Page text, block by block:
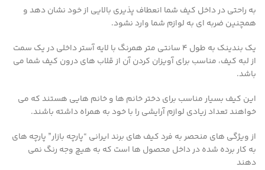
به راحتی در داخل کیف شما انعطاف پذیری بالایی از خود نشان دهد و
همچنین ضربه ای به لوازم شما وارد نشود.
یک بندینک به طول 4 سانتی متر همرنگ با لایه آستر داخلی در یک سمت
از لبه کیف، مناسب برای آویزان کردن آن از قلاب های درون کیف شما می
باشد.
این کیف بسیار مناسب برای دختر خانم ها و خانم هایی هستند که می
خواهند تعداد زیادی لوازم آرایشی را با خود به همراه داشته باشند.
از ویژگی های منحصر به فرد کیف های برند ایرانی “پارچه بازار” پارچه های
به کار برده شده در داخل محصول ها است که به هیچ وجه رنگ نمی
دهند